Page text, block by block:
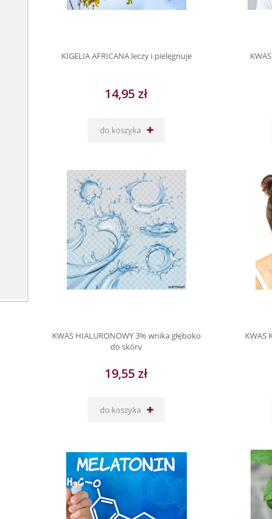
KIGELIA AFRICANA leczy i pielęgnuje
14,95 zł
do koszyka
KWAS HIALURONOWY 3% wnika głęboko
do skóry
19,55 zł
do koszyka
KWAS